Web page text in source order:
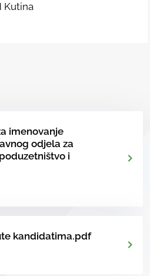
Kutina
imenovanje
odjela za
i
kandidatima.pdf